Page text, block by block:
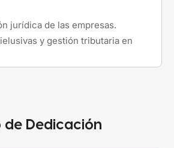
jurídica de las empresas.
y gestión tributaria en
de Dedicación